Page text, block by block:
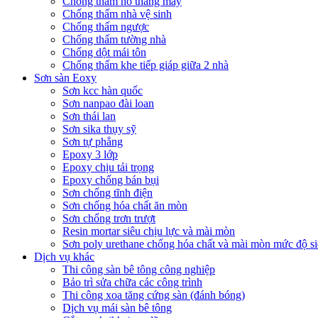
Chống thấm nhà vệ sinh
Chống thấm ngược
Chống thấm tường nhà
Chống dột mái tôn
Chống thấm khe tiếp giáp giữa 2 nhà
Sơn sàn Eoxy
Sơn kcc hàn quốc
Sơn nanpao đài loan
Sơn thái lan
Sơn sika thụy sỹ
Sơn tự phẳng
Epoxy 3 lớp
Epoxy chịu tải trọng
Epoxy chống bán bụi
Sơn chống tĩnh điện
Sơn chống hóa chất ăn mòn
Sơn chống trơn trượt
Resin mortar siêu chịu lực và mài mòn
Sơn poly urethane chống hóa chất và mài mòn mức độ
Dịch vụ khác
Thi công sàn bê tông công nghiệp
Bảo trì sửa chữa các công trình
Thi công xoa tăng cứng sàn (đánh bóng)
Dịch vụ mái sàn bê tông